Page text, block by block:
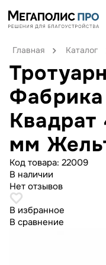
Главная Каталог
Фабрика
мм
Код товара: 22009
В наличии
Нет отзывов
В избранное
В сравнение